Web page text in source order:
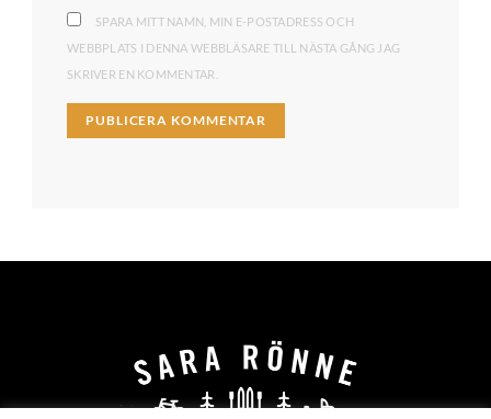
SPARA MITT NAMN, MIN E-POSTADRESS OCH
WEBBPLATS I DENNA WEBBLÄSARE TILL NÄSTA GÅNG JAG
SKRIVER EN KOMMENTAR.